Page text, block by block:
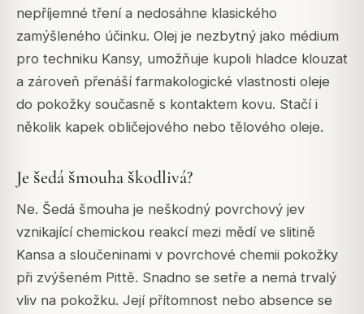
nepříjemné tření a nedosáhne klasického
zamýšleného účinku. Olej je nezbytný jako médium
pro techniku Kansy, umožňuje kupoli hladce klouzat
a zároveň přenáší farmakologické vlastnosti oleje
do pokožky současně s kontaktem kovu. Stačí i
několik kapek obličejového nebo tělového oleje.
Je šedá šmouha škodlivá?
Ne. Šedá šmouha je neškodný povrchový jev
vznikající chemickou reakcí mezi mědí ve slitině
Kansa a sloučeninami v povrchové chemii pokožky
při zvýšeném Pittě. Snadno se setře a nemá trvalý
vliv na pokožku. Její přítomnost nebo absence se